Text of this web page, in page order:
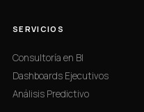
SERVICIOS
Consultoría en BI
Dashboards Ejecutivos
Análisis Predictivo